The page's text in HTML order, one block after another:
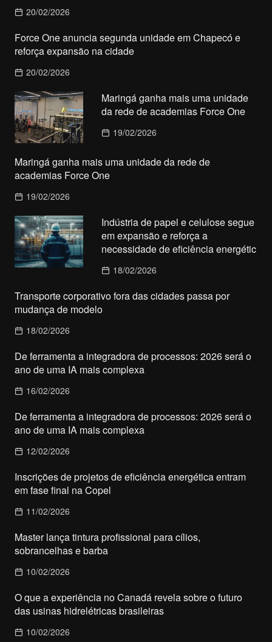
20/02/2026
Force One anuncia segunda unidade em Chapecó e
reforça expansão na cidade
20/02/2026
Maringá ganha mais uma unidade
da rede de academias Force One
19/02/2026
Maringá ganha mais uma unidade da rede de
academias Force One
19/02/2026
Indústria de papel e celulose segue
em expansão e reforça a
necessidade de eficiência energétic
18/02/2026
Transporte corporativo fora das cidades passa por
mudança de modelo
18/02/2026
De ferramenta a integradora de processos: 2026 será o
ano de uma IA mais complexa
16/02/2026
De ferramenta a integradora de processos: 2026 será o
ano de uma IA mais complexa
12/02/2026
Inscrições de projetos de eficiência energética entram
em fase final na Copel
11/02/2026
Master lança tintura profissional para cílios,
sobrancelhas e barba
10/02/2026
O que a experiência no Canadá revela sobre o futuro
das usinas hidrelétricas brasileiras
10/02/2026